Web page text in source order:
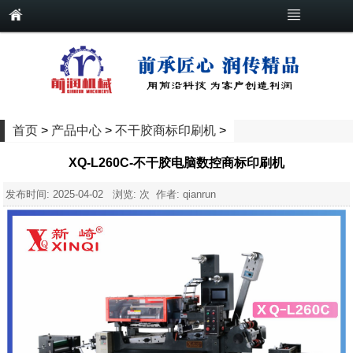
首页 > 产品中心 > 不干胶商标印刷机 >
XQ-L260C-不干胶电脑数控商标印刷机
发布时间: 2025-04-02 浏览: 次 作者: qianrun